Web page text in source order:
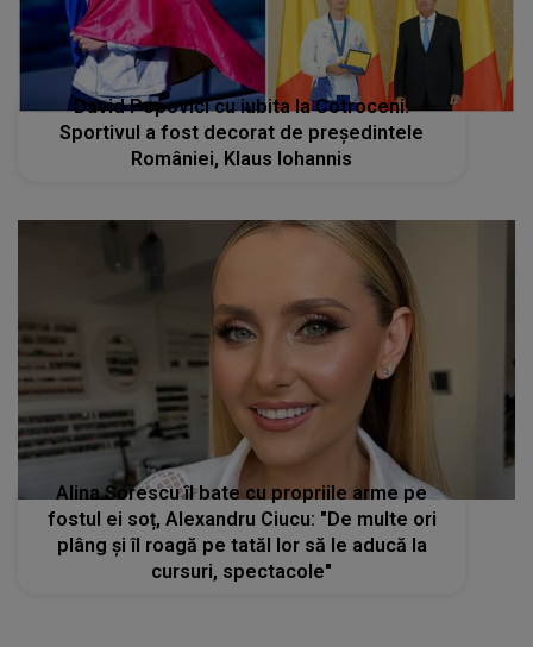
David Popovici cu iubita la Cotroceni!
Sportivul a fost decorat de preşedintele
României, Klaus Iohannis
Alina Sorescu îl bate cu propriile arme pe
fostul ei soț, Alexandru Ciucu: "De multe ori
plâng și îl roagă pe tatăl lor să le aducă la
cursuri, spectacole"